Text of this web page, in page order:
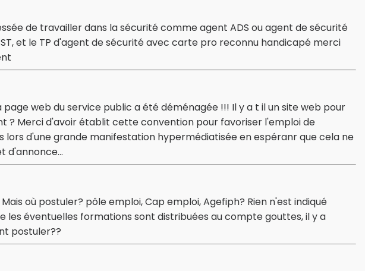
de travailler dans la sécurité comme agent ADS ou agent de sécurité
et le TP d'agent de sécurité avec carte pro reconnu handicapé merci
web du service public a été déménagée !!! Il y a t il un site web pour
? Merci d'avoir établit cette convention pour favoriser l'emploi de
lors d'une grande manifestation hypermédiatisée en espéranr que cela ne
d'annonce...
où postuler? pôle emploi, Cap emploi, Agefiph? Rien n'est indiqué
les éventuelles formations sont distribuées au compte gouttes, il y a
postuler??